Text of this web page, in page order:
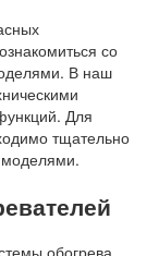
со
В наш
Для
тщательно
моделями.